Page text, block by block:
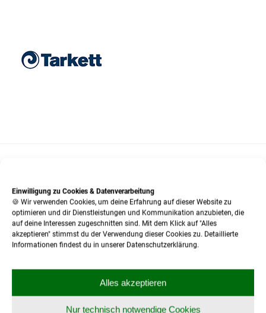
Einwilligung zu Cookies & Datenverarbeitung
🍪 Wir verwenden Cookies, um deine Erfahrung auf dieser Website zu
optimieren und dir Dienstleistungen und Kommunikation anzubieten, die
auf deine Interessen zugeschnitten sind. Mit dem Klick auf "Alles
akzeptieren" stimmst du der Verwendung dieser Cookies zu. Detaillierte
Informationen findest du in unserer Datenschutzerklärung.
Alles akzeptieren
Nur technisch notwendige Cookies
SO KÖNNEN SIE KONTAKT MIT UNS AUFNEHMEN:
Tel.: 02 03 / 55 33 33
Fax:02 03 / 56 06 66
SO ERREICHEN SIE UNS MIT DEM BUS: